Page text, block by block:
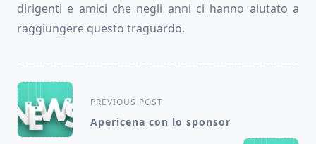
dirigenti e amici che negli anni ci hanno aiutato a
raggiungere questo traguardo.
<span
class="nav-
subtitle
PREVIOUS POST
Apericena con lo sponsor